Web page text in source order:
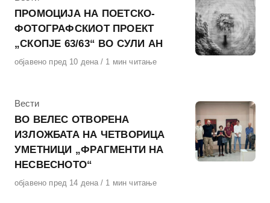
ПРОМОЦИЈА НА ПОЕТСКО-
ФОТОГРАФСКИОТ ПРОЕКТ
„СКОПЈЕ 63/63“ ВО СУЛИ АН
Објавено
објавено пред 10 дена 1 мин читање
КАтегорија
Вести
ВО ВЕЛЕС ОТВОРЕНА
ИЗЛОЖБАТА НА ЧЕТВОРИЦА
УМЕТНИЦИ „ФРАГМЕНТИ НА
НЕСВЕСНОТО“
Објавено
објавено пред 14 дена 1 мин читање